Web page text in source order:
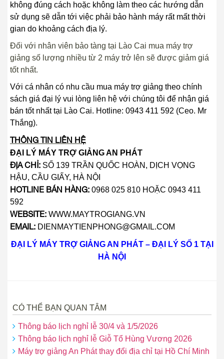
không đúng cách hoặc không làm theo các hướng dẫn
sử dụng sẽ dẫn tới việc phải bảo hành máy rất mất thời
gian do khoảng cách địa lý.
Đối với nhân viên bảo tàng tại Lào Cai mua máy trợ
giảng số lượng nhiều từ 2 máy trở lên sẽ được giảm giá
tốt nhất.
Với cá nhân có nhu cầu mua máy trợ giảng theo chính
sách giá đại lý vui lòng liên hệ với chúng tôi để nhận giá
bán tốt nhất tại Lào Cai. Hotline: 0943 411 592 (Ceo. Mr
Thắng).
THÔNG TIN LIÊN HỆ
ĐẠI LÝ MÁY TRỢ GIẢNG AN PHÁT
ĐỊA CHỈ: SỐ 139 TRẦN QUỐC HOÀN, DỊCH VỌNG
HẬU, CẦU GIẤY, HÀ NỘI
HOTLINE BÁN HÀNG: 0968 025 810 HOẶC 0943 411
592
WEBSITE: WWW.MAYTROGIANG.VN
EMAIL: DIENMAYTIENPHONG@GMAIL.COM
ĐẠI LÝ MÁY TRỢ GIẢNG AN PHÁT – ĐẠI LÝ SỐ 1 TẠI
HÀ NỘI
CÓ THỂ BẠN QUAN TÂM
Thông báo lịch nghỉ lễ 30/4 và 1/5/2026
Thông báo lịch nghỉ lễ Giỗ Tổ Hùng Vương 2026
Máy trợ giảng An Phát thay đổi địa chỉ tại Hồ Chí Minh